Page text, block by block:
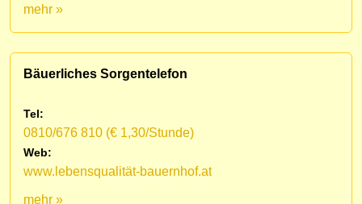
mehr »
Bäuerliches Sorgentelefon
Tel:
0810/676 810 (€ 1,30/Stunde)
Web:
www.lebensqualität-bauernhof.at
mehr »